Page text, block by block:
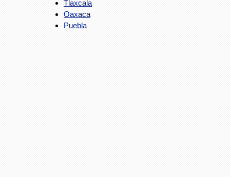
Tlaxcala
Oaxaca
Puebla